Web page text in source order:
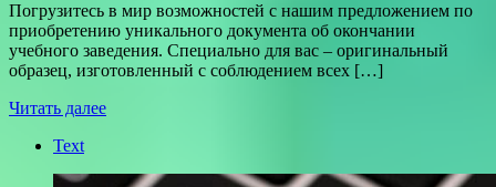
Погрузитесь в мир возможностей с нашим предложением по
приобретению уникального документа об окончании
учебного заведения. Специально для вас – оригинальный
образец, изготовленный с соблюдением всех […]
Читать далее
Text